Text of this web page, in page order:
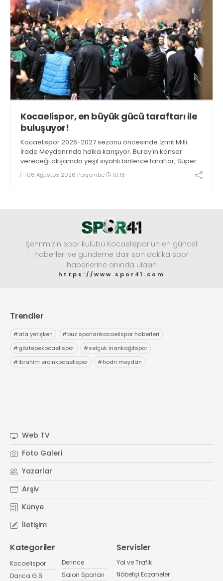
Kocaelispor, en büyük gücü taraftarı ile
buluşuyor!
Kocaelispor 2026-2027 sezonu öncesinde İzmit Milli
İrade Meydanı’nda halka karışıyor. Buray’ın konser
vereceği akşamda yeşil siyahlı binlerce taraftar, Süper
Lig’deki temsilcimiz buluşuyor.
06 Ağustos 2026 Perşembe 10:18
Şehrimizin spor kulübü Kocaelispor'un en güncel
haberleri ve gündeme dair son dakika spor
haberlerine anında ulaşın
https://www.spor41.com
Trendler
#ata yetişken #buz sporlarıkocaelispor haberleri
#göztepekocaelispor #selçuk inankağıtspor
#ibrahim ercinkocaelispor #hodri meydan
Web TV
Foto Galeri
Yazarlar
Arşiv
Künye
İletişim
Kategoriler
Kocaelispor
Darıca G.B.
Derince
Salon Sporları
Servisler
Yol ve Trafik
Nöbetçi Eczaneler